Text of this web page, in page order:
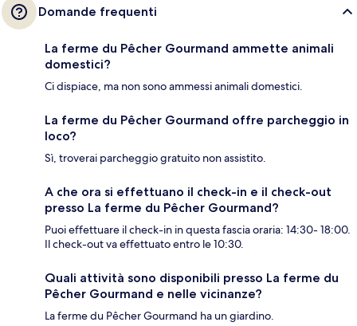
Domande frequenti
La ferme du Pêcher Gourmand ammette animali
domestici?
Ci dispiace, ma non sono ammessi animali domestici.
La ferme du Pêcher Gourmand offre parcheggio in
loco?
Sì, troverai parcheggio gratuito non assistito.
A che ora si effettuano il check-in e il check-out
presso La ferme du Pêcher Gourmand?
Puoi effettuare il check-in in questa fascia oraria: 14:30- 18:00.
Il check-out va effettuato entro le 10:30.
Quali attività sono disponibili presso La ferme du
Pêcher Gourmand e nelle vicinanze?
La ferme du Pêcher Gourmand ha un giardino.